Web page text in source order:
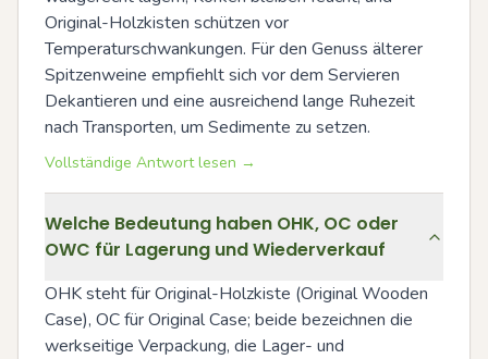
Original-Holzkisten schützen vor
Temperaturschwankungen. Für den Genuss älterer
Spitzenweine empfiehlt sich vor dem Servieren
Dekantieren und eine ausreichend lange Ruhezeit
nach Transporten, um Sedimente zu setzen.
Vollständige Antwort lesen →
Welche Bedeutung haben OHK, OC oder
OWC für Lagerung und Wiederverkauf
OHK steht für Original-Holzkiste (Original Wooden
Case), OC für Original Case; beide bezeichnen die
werkseitige Verpackung, die Lager- und